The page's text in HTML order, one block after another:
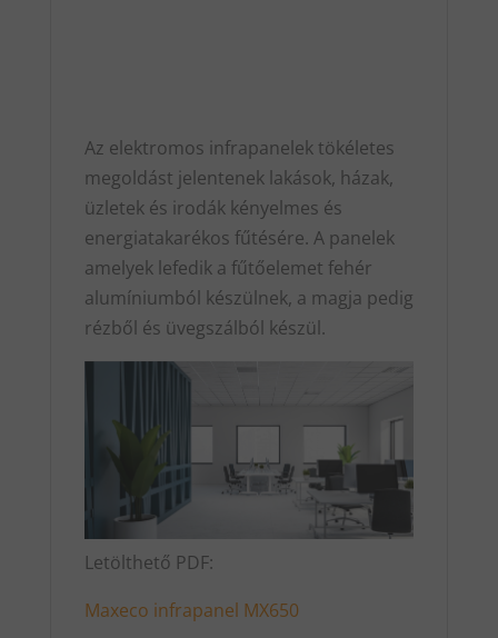
Az elektromos infrapanelek tökéletes
megoldást jelentenek lakások, házak,
üzletek és irodák kényelmes és
energiatakarékos fűtésére. A panelek
amelyek lefedik a fűtőelemet fehér
alumíniumból készülnek, a magja pedig
rézből és üvegszálból készül.
Letölthető PDF:
Maxeco infrapanel MX650